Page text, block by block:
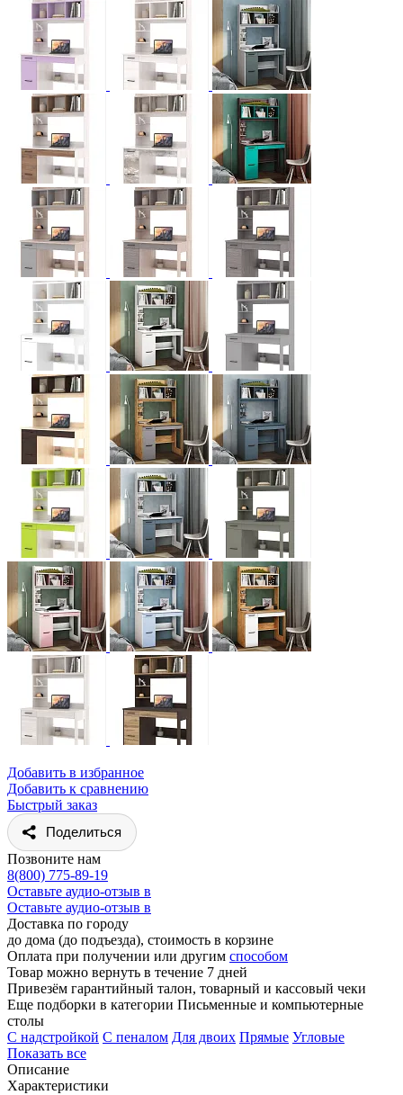
Добавить в избранное
Добавить к сравнению
Быстрый заказ
Поделиться
Позвоните нам
8(800) 775-89-19
Оставьте аудио-отзыв в
Оставьте аудио-отзыв в
Доставка по городу
до дома (до подъезда), стоимость в корзине
Оплата при получении или другим способом
Товар можно вернуть в течение 7 дней
Привезём гарантийный талон, товарный и кассовый чеки
Еще подборки в категории Письменные и компьютерные
столы
C надстройкой C пеналом Для двоих Прямые Угловые
Показать все
Описание
Характеристики